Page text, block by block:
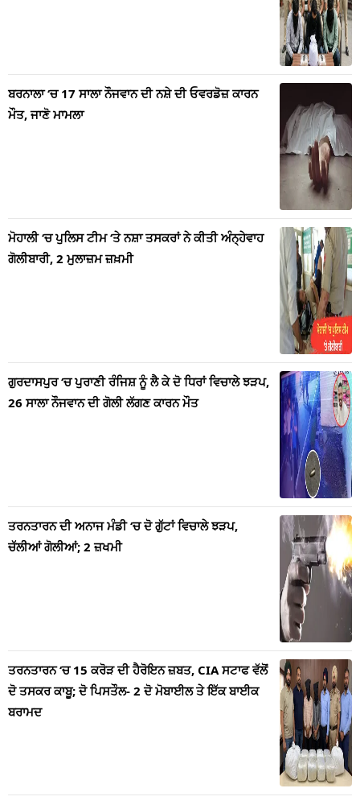
ਬਰਨਾਲਾ ‘ਚ 17 ਸਾਲਾ ਨੌਜਵਾਨ ਦੀ ਨਸ਼ੇ ਦੀ ਓਵਰਡੋਜ਼ ਕਾਰਨ
ਮੌਤ, ਜਾਣੋ ਮਾਮਲਾ
ਮੋਹਾਲੀ ‘ਚ ਪੁਲਿਸ ਟੀਮ ‘ਤੇ ਨਸ਼ਾ ਤਸਕਰਾਂ ਨੇ ਕੀਤੀ ਅੰਨ੍ਹੇਵਾਹ
ਗੋਲੀਬਾਰੀ, 2 ਮੁਲਾਜ਼ਮ ਜ਼ਖ਼ਮੀ
ਗੁਰਦਾਸਪੁਰ ‘ਚ ਪੁਰਾਣੀ ਰੰਜਿਸ਼ ਨੂੰ ਲੈ ਕੇ ਦੋ ਧਿਰਾਂ ਵਿਚਾਲੇ ਝੜਪ,
26 ਸਾਲਾ ਨੌਜਵਾਨ ਦੀ ਗੋਲੀ ਲੱਗਣ ਕਾਰਨ ਮੌਤ
ਤਰਨਤਾਰਨ ਦੀ ਅਨਾਜ ਮੰਡੀ ‘ਚ ਦੋ ਗੁੱਟਾਂ ਵਿਚਾਲੇ ਝੜਪ,
ਚੱਲੀਆਂ ਗੋਲੀਆਂ; 2 ਜ਼ਖਮੀ
ਤਰਨਤਾਰਨ ‘ਚ 15 ਕਰੋੜ ਦੀ ਹੈਰੋਇਨ ਜ਼ਬਤ, CIA ਸਟਾਫ ਵੱਲੋਂ
ਦੋ ਤਸਕਰ ਕਾਬੂ; ਦੋ ਪਿਸਤੌਲ- 2 ਦੋ ਮੋਬਾਈਲ ਤੇ ਇੱਕ ਬਾਈਕ
ਬਰਾਮਦ